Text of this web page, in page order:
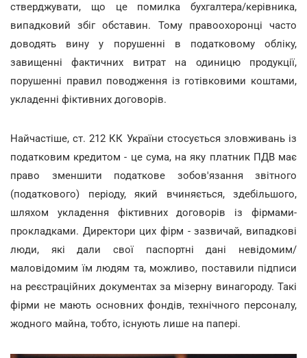
стверджувати, що це помилка бухгалтера/керівника,
випадковий збіг обставин. Тому правоохоронці часто
доводять вину у порушенні в податковому обліку,
завищенні фактичних витрат на одиницю продукції,
порушенні правил поводження із готівковими коштами,
укладенні фіктивних договорів.
Найчастіше, ст. 212 КК України стосується зловживань із
податковим кредитом - це сума, на яку платник ПДВ має
право зменшити податкове зобов'язання звітного
(податкового) періоду, який вчиняється, здебільшого,
шляхом укладення фіктивних договорів із фірмами-
прокладками. Директори цих фірм - зазвичай, випадкові
люди, які дали свої паспортні дані невідомим/
маловідомим їм людям та, можливо, поставили підписи
на реєстраційних документах за мізерну винагороду. Такі
фірми не мають основних фондів, технічного персоналу,
жодного майна, тобто, існують лише на папері.